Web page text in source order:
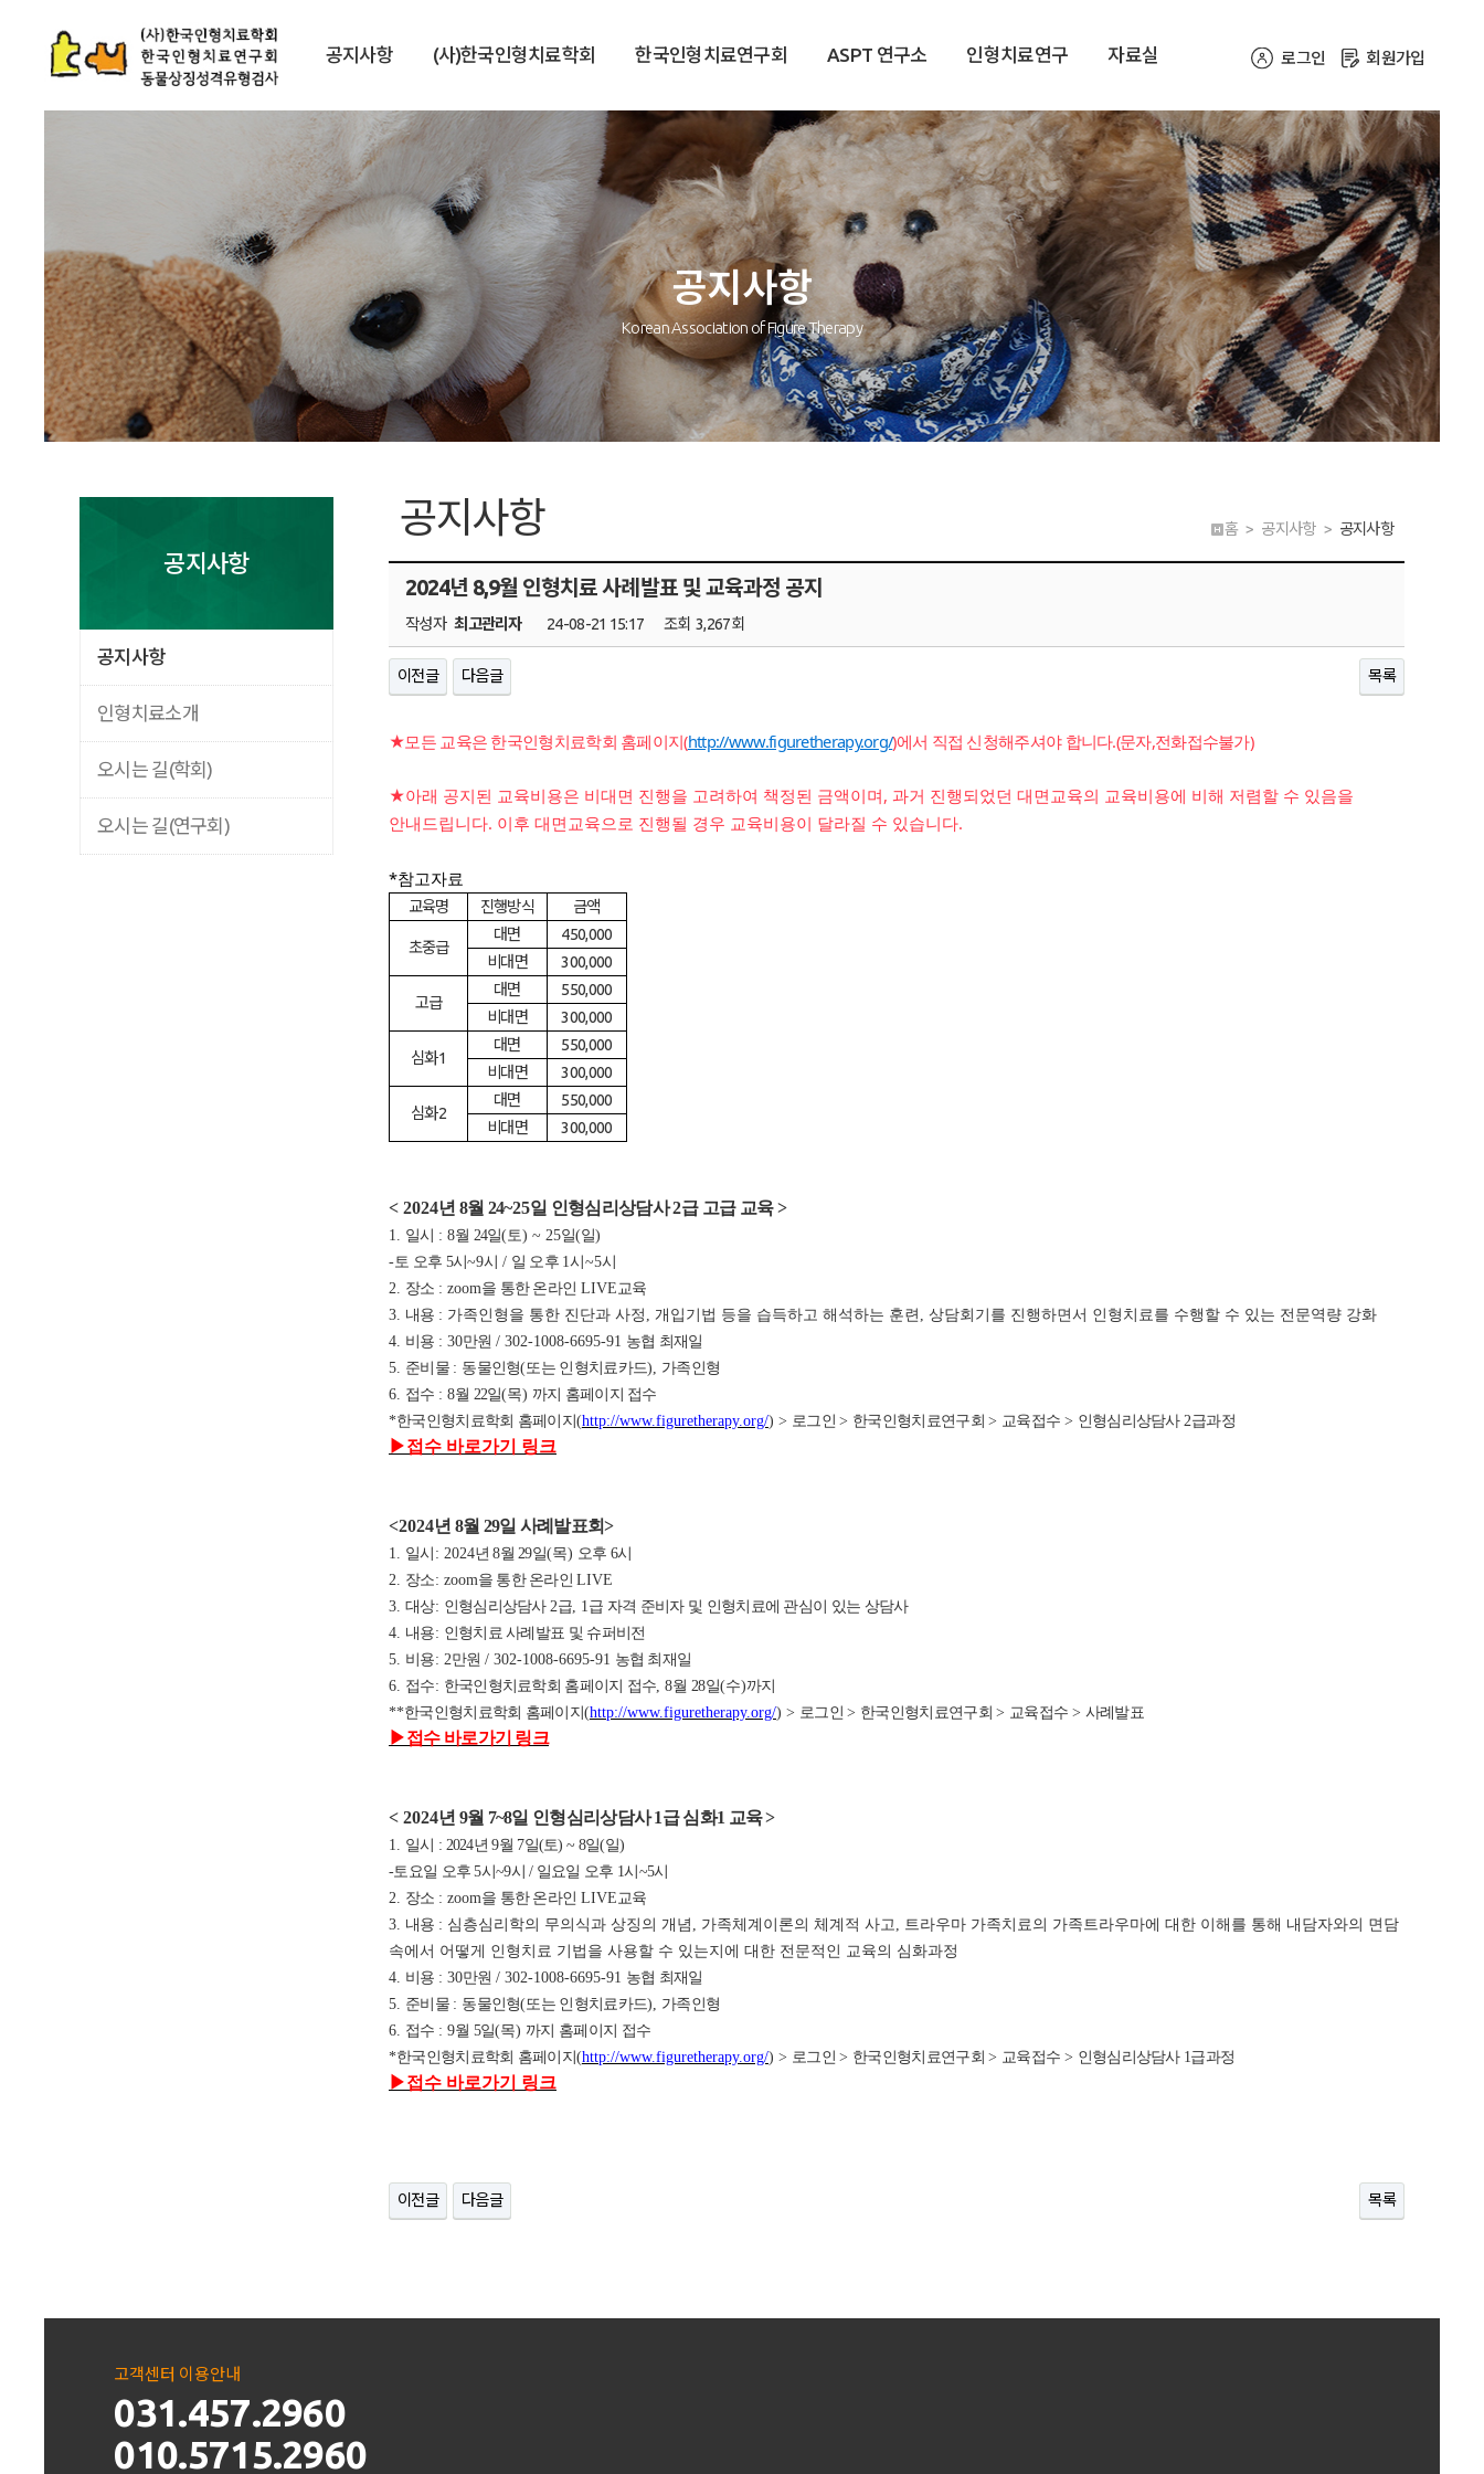
로그인 회원가입
공지사항 (사)한국인형치료학회 한국인형치료연구회 ASPT 연구소 인형치료연구 자료실
공지사항
Korean Association of Figure Therapy
공지사항
공지사항
인형치료소개
오시는 길(학회)
오시는 길(연구회)
공지사항 홈 > 공지사항 > 공지사항
2024년 8,9월 인형치료 사례발표 및 교육과정 공지
작성자 최고관리자 24-08-21 15:17 조회 3,267회
이전글 다음글 목록
★모든 교육은 한국인형치료학회 홈페이지(http://www.figuretherapy.org/)에서 직접 신청해주셔야 합니다.(문자,전화접수불가)
★아래 공지된 교육비용은 비대면 진행을 고려하여 책정된 금액이며, 과거 진행되었던 대면교육의 교육비용에 비해 저렴할 수 있음을
안내드립니다. 이후 대면교육으로 진행될 경우 교육비용이 달라질 수 있습니다.
*참고자료
교육명 진행방식 금액
초중급
대면
450,000
비대면
300,000
고급
대면
550,000
비대면
300,000
심화1
대면
550,000
비대면
300,000
심화2
대면
550,000
비대면
300,000
< 2024년 8월 24~25일 인형심리상담사2급 고급 교육>
1. 일시 : 8월 24일(토) ~ 25일(일)
-토 오후 5시~9시 / 일 오후 1시~5시
2. 장소 : zoom을 통한 온라인 LIVE교육
3. 내용 : 가족인형을 통한 진단과 사정, 개입기법 등을 습득하고 해석하는 훈련, 상담회기를 진행하면서 인형치료를 수행할 수 있는 전문역량 강화
4. 비용 : 30만원 / 302-1008-6695-91 농협 최재일
5. 준비물 : 동물인형(또는 인형치료카드)
가족인형
6. 접수 : 8월 22일(목) 까지 홈페이지 접수
*한국인형치료학회 홈페이지(http://www.figuretherapy.org/) > 로그인> 한국인형치료연구회> 교육접수 > 인형심리상담사 2급과정
▶접수 바로가기 링크
<2024년 8월 29일 사례발표회>
1. 일시: 2024년 8월 29일(목) 오후 6시
2. 장소: zoom을 통한 온라인LIVE
3. 대상: 인형심리상담사 2급 , 1급 자격 준비자 및 인형치료에 관심이 있는 상담사
4. 내용: 인형치료 사례발표 및 슈퍼비전
5. 비용: 2만원 / 302-1008-6695-91 농협 최재일
6. 접수: 한국인형치료학회 홈페이지 접수 , 8월 28일(수)까지
**한국인형치료학회 홈페이지(http://www.figuretherapy.org/) > 로그인> 한국인형치료연구회> 교육접수 > 사례발표
▶접수 바로가기 링크
< 2024년 9월 7~8일 인형심리상담사1급 심화1 교육>
1. 일시 : 2024년 9월 7일(토) ~ 8일(일)
-토요일 오후 5시~9시 / 일요일 오후 1시~5시
2. 장소 : zoom을 통한 온라인 LIVE교육
3. 내용 : 심층심리학의 무의식과 상징의 개념, 가족체계이론의 체계적 사고, 트라우마 가족치료의 가족트라우마에 대한 이해를 통해 내담자와의 면담
속에서 어떻게 인형치료 기법을 사용할 수 있는지에 대한 전문적인 교육의 심화과정
4. 비용 : 30만원 / 302-1008-6695-91 농협 최재일
5. 준비물 : 동물인형(또는 인형치료카드)
가족인형
6. 접수 : 9월 5일(목) 까지 홈페이지 접수
*한국인형치료학회 홈페이지(http://www.figuretherapy.org/) > 로그인> 한국인형치료연구회> 교육접수 > 인형심리상담사 1급과정
▶접수 바로가기 링크
이전글 다음글 목록
고객센터 이용안내
031.457.2960
010.5715.2960